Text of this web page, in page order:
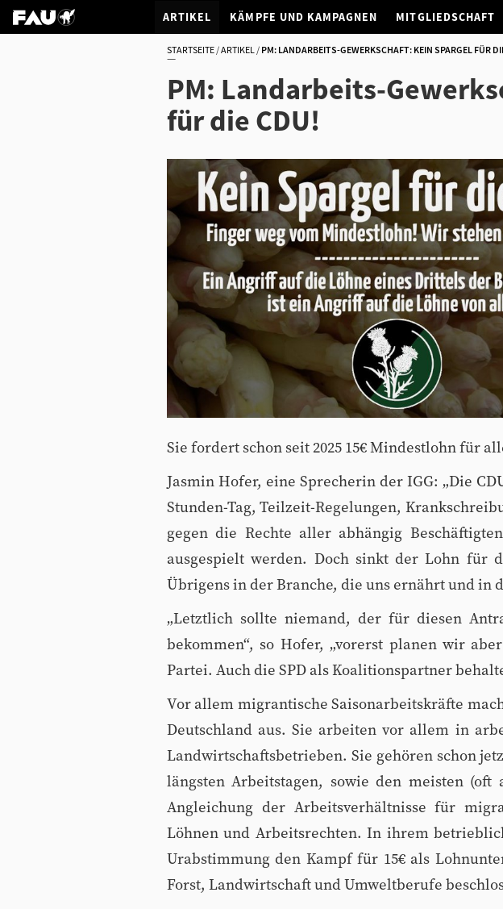
ARTIKEL KÄMPFE UND KAMPAGNEN MITGLIEDSCHAFT
STARTSEITE ARTIKEL PM: LANDARBEITS-GEWERKSCHAFT: KEIN SPARGEL FÜR
PM: Landarbeits-
für die CDU!
Sie fordert schon seit 2025 15€ Mindestlohn für
Jasmin Hofer, eine Sprecherin der IGG: „Die
Stunden-Tag, Teilzeit-Regelungen,
gegen die Rechte aller abhängig
ausgespielt werden. Doch sinkt der Lohn für
Übrigens in der Branche, die uns ernährt und in
„Letztlich sollte niemand, der für diesen
bekommen“, so Hofer, „vorerst planen wir
Partei. Auch die SPD als Koalitionspartner
Vor allem migrantische Saisonarbeitskräfte
Deutschland aus. Sie arbeiten vor allem in
Landwirtschaftsbetrieben. Sie gehören schon
längsten Arbeitstagen, sowie den meisten
Angleichung der Arbeitsverhältnisse für
Löhnen und Arbeitsrechten. In ihrem
Urabstimmung den Kampf für 15€ als
Forst, Landwirtschaft und Umweltberufe